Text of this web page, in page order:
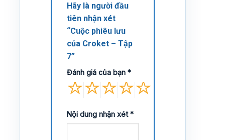
Hãy là người đầu
tiên nhận xét
“Cuộc phiêu lưu
của Croket – Tập
7”
Đánh giá của bạn *
Nội dung nhận xét*